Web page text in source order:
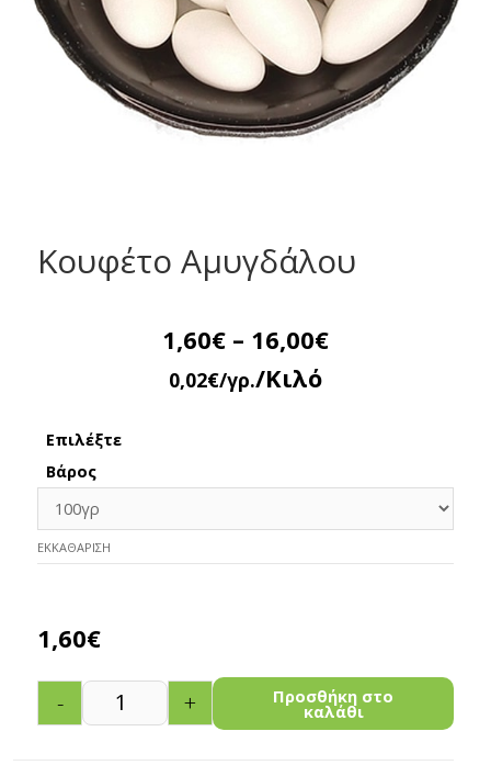
Κουφέτο Αμυγδάλου
1,60€ – 16,00€
0,02€/γρ./Κιλό
Επιλέξτε
Βάρος
ΕΚΚΑΘΆΡΙΣΗ
1,60€
- + Προσθήκη στο
καλάθι